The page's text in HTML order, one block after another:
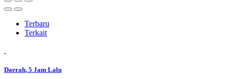
Terbaru
Terkait
Daerah, 5 Jam Lalu